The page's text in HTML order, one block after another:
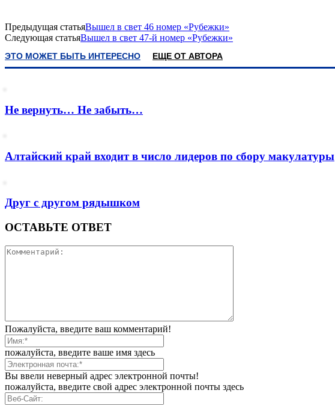
Предыдущая статьяВышел в свет 46 номер «Рубежки»
Следующая статьяВышел в свет 47-й номер «Рубежки»
ЭТО МОЖЕТ БЫТЬ ИНТЕРЕСНО ЕЩЕ ОТ АВТОРА
Не вернуть… Не забыть…
Алтайский край входит в число лидеров по сбору макулатуры
Друг с другом рядышком
ОСТАВЬТЕ ОТВЕТ
Пожалуйста, введите ваш комментарий!
пожалуйста, введите ваше имя здесь
Вы ввели неверный адрес электронной почты!
пожалуйста, введите свой адрес электронной почты здесь